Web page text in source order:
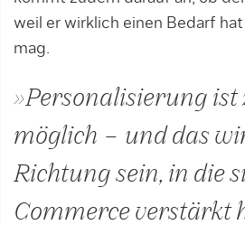
weil er wirklich einen Bedarf
mag.
»Personalisierung ist
möglich – und das
Richtung sein, in die
Commerce verstärkt